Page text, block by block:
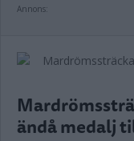
Annons:
ändå medalj